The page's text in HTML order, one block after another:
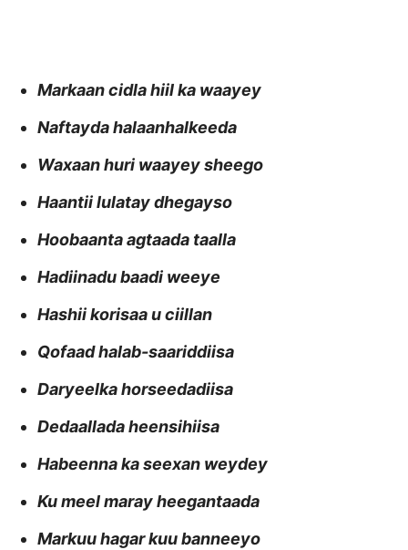
Markaan cidla hiil ka waayey
Naftayda halaanhalkeeda
Waxaan huri waayey sheego
Haantii lulatay dhegayso
Hoobaanta agtaada taalla
Hadiinadu baadi weeye
Hashii korisaa u ciillan
Qofaad halab-saariddiisa
Daryeelka horseedadiisa
Dedaallada heensihiisa
Habeenna ka seexan weydey
Ku meel maray heegantaada
Markuu hagar kuu banneeyo